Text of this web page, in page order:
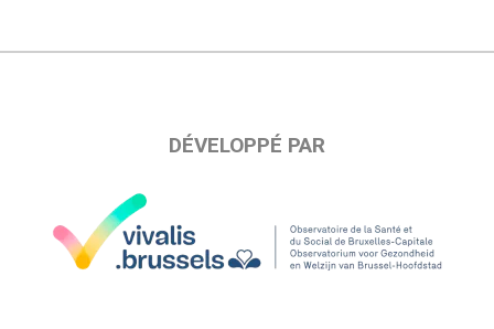
DÉVELOPPÉ PAR